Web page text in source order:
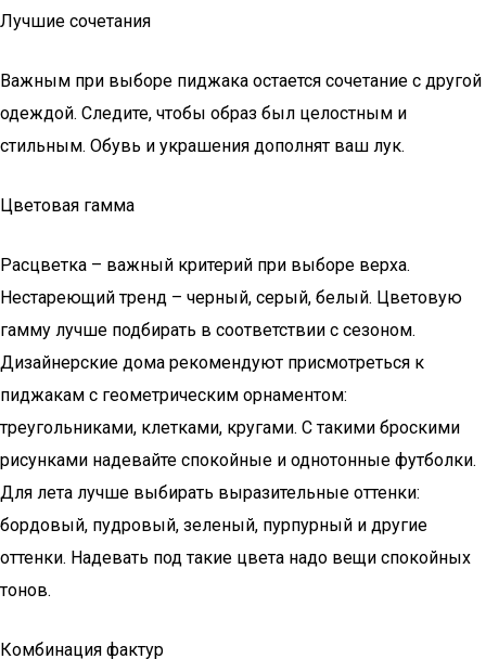
Лучшие сочетания
Важным при выборе пиджака остается сочетание с другой
одеждой. Следите, чтобы образ был целостным и
стильным. Обувь и украшения дополнят ваш лук.
Цветовая гамма
Расцветка – важный критерий при выборе верха.
Нестареющий тренд – черный, серый, белый. Цветовую
гамму лучше подбирать в соответствии с сезоном.
Дизайнерские дома рекомендуют присмотреться к
пиджакам с геометрическим орнаментом:
треугольниками, клетками, кругами. С такими броскими
рисунками надевайте спокойные и однотонные футболки.
Для лета лучше выбирать выразительные оттенки:
бордовый, пудровый, зеленый, пурпурный и другие
оттенки. Надевать под такие цвета надо вещи спокойных
тонов.
Комбинация фактур